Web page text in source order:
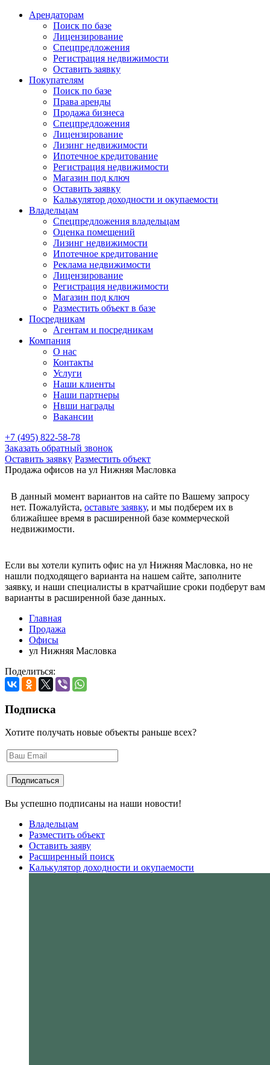
Арендаторам
Поиск по базе
Лицензирование
Спецпредложения
Регистрация недвижимости
Оставить заявку
Покупателям
Поиск по базе
Права аренды
Продажа бизнеса
Спецпредложения
Лицензирование
Лизинг недвижимости
Ипотечное кредитование
Регистрация недвижимости
Магазин под ключ
Оставить заявку
Калькулятор доходности и окупаемости
Владельцам
Спецпредложения владельцам
Оценка помещений
Лизинг недвижимости
Ипотечное кредитование
Реклама недвижимости
Лицензирование
Регистрация недвижимости
Магазин под ключ
Разместить объект в базе
Посредникам
Агентам и посредникам
Компания
О нас
Контакты
Услуги
Наши клиенты
Наши партнеры
Нвши награды
Вакансии
+7 (495) 822-58-78
Заказать обратный звонок
Оставить заявку Разместить объект
Продажа офисов на ул Нижняя Масловка
В данный момент вариантов на сайте по Вашему запросу
нет. Пожалуйста, оставьте заявку, и мы подберем их в
ближайшее время в расширенной базе коммерческой
недвижимости.
Если вы хотели купить офис на ул Нижняя Масловка, но не
нашли подходящего варианта на нашем сайте, заполните
заявку, и наши специалисты в кратчайшие сроки подберут вам
варианты в расширенной базе данных.
Главная
Продажа
Офисы
ул Нижняя Масловка
Поделиться:
Подписка
Хотите получать новые объекты раньше всех?
Вы успешно подписаны на наши новости!
Владельцам
Разместить объект
Оставить заяву
Расширенный поиск
Калькулятор доходности и окупаемости